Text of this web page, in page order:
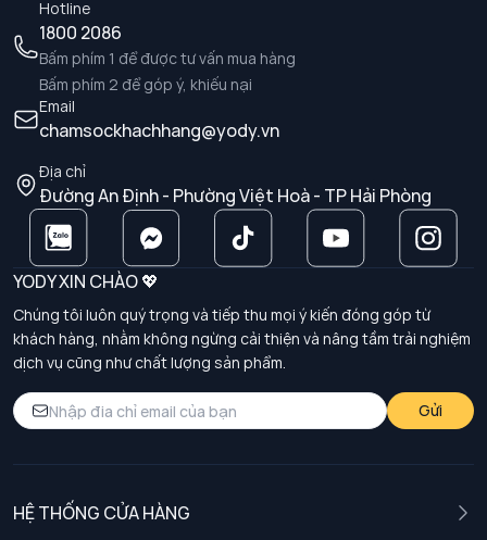
Hotline
1800 2086
Bấm phím 1 để được tư vấn mua hàng
Bấm phím 2 để góp ý, khiếu nại
Email
chamsockhachhang@yody.vn
Địa chỉ
Đường An Định - Phường Việt Hoà - TP Hải Phòng
YODY XIN CHÀO 💖
Chúng tôi luôn quý trọng và tiếp thu mọi ý kiến đóng góp từ
khách hàng, nhằm không ngừng cải thiện và nâng tầm trải nghiệm
dịch vụ cũng như chất lượng sản phẩm.
Gửi
HỆ THỐNG CỬA HÀNG